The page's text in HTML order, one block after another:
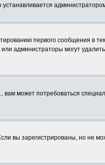
устанавливается
первого сообщения в
администраторы могут
может потребоваться
вы зарегистрированы, но не